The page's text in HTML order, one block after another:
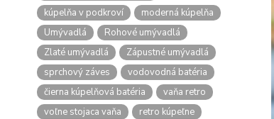
kúpelňa v podkroví
moderná kúpelňa
Umývadlá
Rohové umývadlá
Zlaté umývadlá
Zápustné umývadlá
sprchový záves
vodovodná batéria
čierna kúpelňová batéria
vaňa retro
voľne stojaca vaňa
retro kúpeľne